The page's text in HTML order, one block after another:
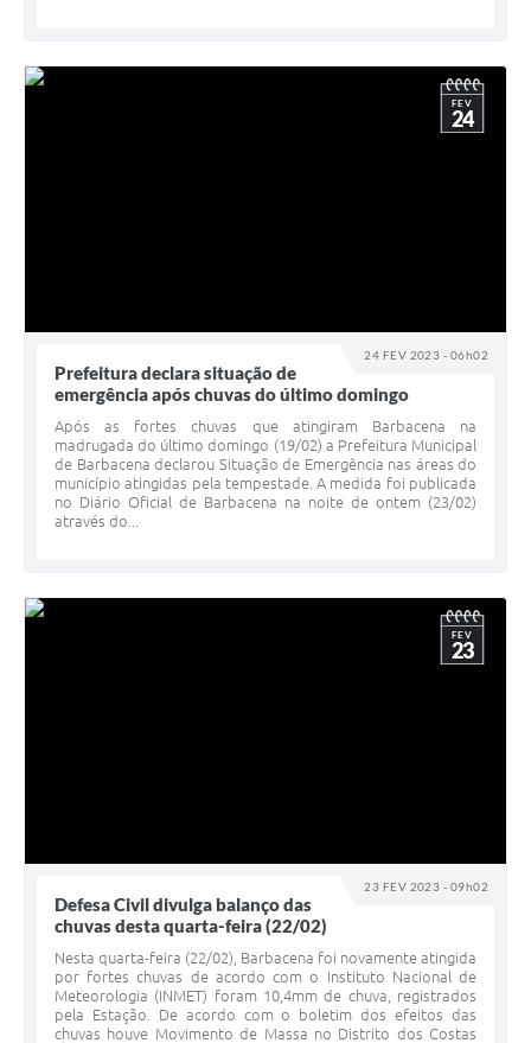
24 FEV 2023 - 06h02
FEV
24
Prefeitura declara situação de
emergência após chuvas do último domingo
Após as fortes chuvas que atingiram Barbacena na
madrugada do último domingo (19/02) a Prefeitura Municipal
de Barbacena declarou Situação de Emergência nas áreas do
município atingidas pela tempestade. A medida foi publicada
no Diário Oficial de Barbacena na noite de ontem (23/02)
através do...
23 FEV 2023 - 09h02
FEV
23
Defesa Civil divulga balanço das
chuvas desta quarta-feira (22/02)
Nesta quarta-feira (22/02), Barbacena foi novamente atingida
por fortes chuvas de acordo com o Instituto Nacional de
Meteorologia (INMET) foram 10,4mm de chuva, registrados
pela Estação. De acordo com o boletim dos efeitos das
chuvas houve Movimento de Massa no Distrito dos Costas